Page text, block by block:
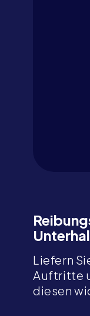
Liefern
Auftritte
diesen